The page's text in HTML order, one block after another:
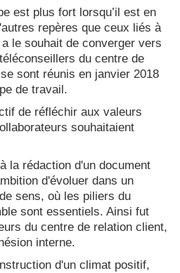
est plus fort lorsqu’il est en
repères que ceux liés à
le souhait de converger vers
du centre de
sont réunis en janvier 2018
de travail.
de réfléchir aux valeurs
souhaitaient
la rédaction d'un document
d'évoluer dans un
sens, où les piliers du
sont essentiels. Ainsi fut
du centre de relation client,
interne.
d'un climat positif,